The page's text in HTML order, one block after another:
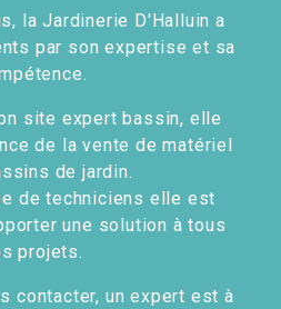
la Jardinerie D'Halluin a
par son expertise et sa
site expert bassin, elle
de la vente de matériel
de jardin.
de techniciens elle est
une solution à tous
projets.
contacter, un expert est à